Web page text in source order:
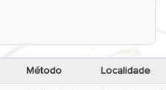
Método Localidade